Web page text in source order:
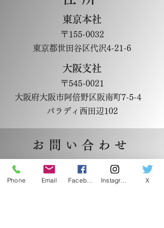
東京本社
〒155-0032
東京都世田谷区代沢4-21-6
大阪支社
〒545-0021
大阪府大阪市阿倍野区阪南町7-5-4
パラディ西田辺102
お問い合わせ
東京本社
Email: information@kurata-pro.com
Phone Email X